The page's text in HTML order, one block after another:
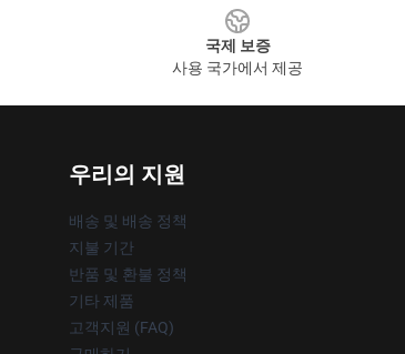
국제 보증
사용 국가에서 제공
우리의 지원
배송 및 배송 정책
지불 기간
반품 및 환불 정책
기타 제품
고객지원 (FAQ)